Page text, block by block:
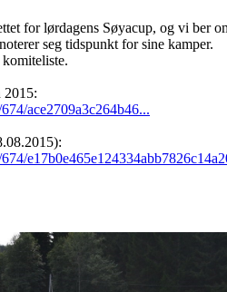
for lørdagens Søyacup, og vi ber
seg tidspunkt for sine kamper.
2015:
ace2709a3c264b46...